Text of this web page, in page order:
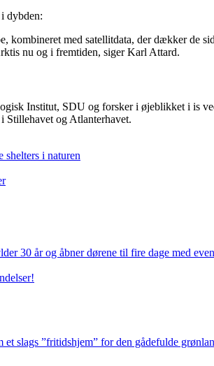
dybden:
kombineret med satellitdata, der dækker de
nu og i fremtiden, siger Karl Attard.
Institut, SDU og forsker i øjeblikket i is
Stillehavet og Atlanterhavet.
i naturen
30 år og åbner dørene til fire dage med
et slags ”fritidshjem” for den gådefulde